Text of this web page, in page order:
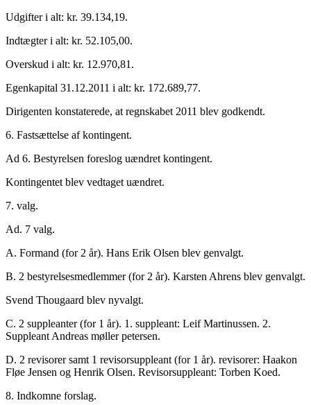
Udgifter i alt: kr. 39.134,19.
Indtægter i alt: kr. 52.105,00.
Overskud i alt: kr. 12.970,81.
Egenkapital 31.12.2011 i alt: kr. 172.689,77.
Dirigenten konstaterede, at regnskabet 2011 blev godkendt.
6. Fastsættelse af kontingent.
Ad 6. Bestyrelsen foreslog uændret kontingent.
Kontingentet blev vedtaget uændret.
7. valg.
Ad. 7 valg.
A. Formand (for 2 år). Hans Erik Olsen blev genvalgt.
B. 2 bestyrelsesmedlemmer (for 2 år). Karsten Ahrens blev genvalgt.
Svend Thougaard blev nyvalgt.
C. 2 suppleanter (for 1 år). 1. suppleant: Leif Martinussen. 2.
Suppleant Andreas møller petersen.
D. 2 revisorer samt 1 revisorsuppleant (for 1 år). revisorer: Haakon
Fløe Jensen og Henrik Olsen. Revisorsuppleant: Torben Koed.
8. Indkomne forslag.